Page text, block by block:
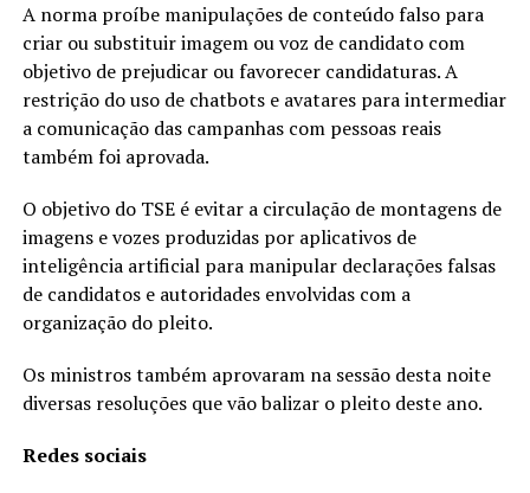
A norma proíbe manipulações de conteúdo falso para
criar ou substituir imagem ou voz de candidato com
objetivo de prejudicar ou favorecer candidaturas. A
restrição do uso de chatbots e avatares para intermediar
a comunicação das campanhas com pessoas reais
também foi aprovada.
O objetivo do TSE é evitar a circulação de montagens de
imagens e vozes produzidas por aplicativos de
inteligência artificial para manipular declarações falsas
de candidatos e autoridades envolvidas com a
organização do pleito.
Os ministros também aprovaram na sessão desta noite
diversas resoluções que vão balizar o pleito deste ano.
Redes sociais